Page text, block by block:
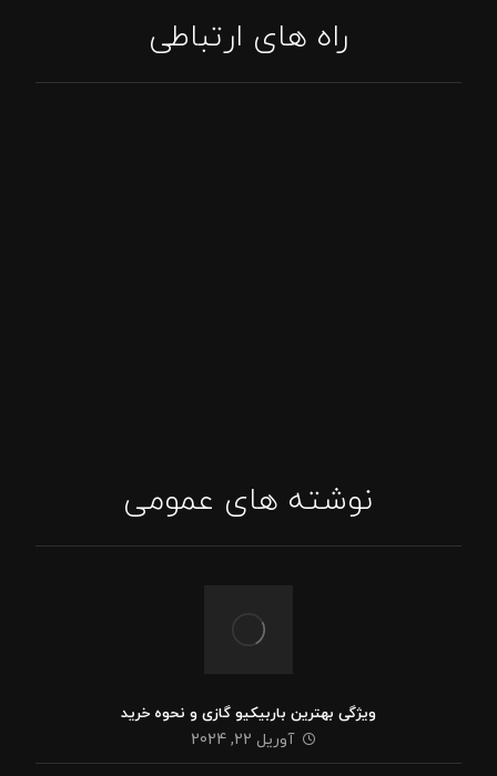
راه های ارتباطی
نوشته های عمومی
ویژگی بهترین باربیکیو گازی و نحوه خرید
آوریل 22, 2024